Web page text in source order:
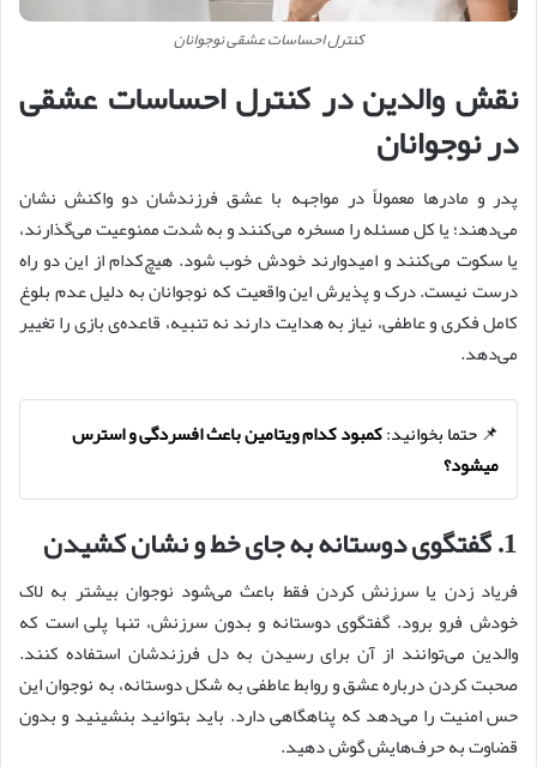
کنترل احساسات عشقی نوجوانان
نقش والدین در کنترل احساسات عشقی
در نوجوانان
پدر و مادرها معمولاً در مواجهه با عشق فرزندشان دو واکنش نشان
می‌دهند؛ یا کل مسئله را مسخره می‌کنند و به شدت ممنوعیت می‌گذارند،
یا سکوت می‌کنند و امیدوارند خودش خوب شود. هیچ‌کدام از این دو راه
درست نیست. درک و پذیرش این واقعیت که نوجوانان به دلیل عدم بلوغ
کامل فکری و عاطفی، نیاز به هدایت دارند نه تنبیه، قاعده‌ی بازی را تغییر
می‌دهد.
📌 حتما بخوانید:کمبود کدام ویتامین باعث افسردگی و استرس
میشود؟
1. گفتگوی دوستانه به جای خط و نشان کشیدن
فریاد زدن یا سرزنش کردن فقط باعث می‌شود نوجوان بیشتر به لاک
خودش فرو برود. گفتگوی دوستانه و بدون سرزنش، تنها پلی است که
والدین می‌توانند از آن برای رسیدن به دل فرزندشان استفاده کنند.
صحبت کردن درباره عشق و روابط عاطفی به شکل دوستانه، به نوجوان این
حس امنیت را می‌دهد که پناهگاهی دارد. باید بتوانید بنشینید و بدون
قضاوت به حرف‌هایش گوش دهید.